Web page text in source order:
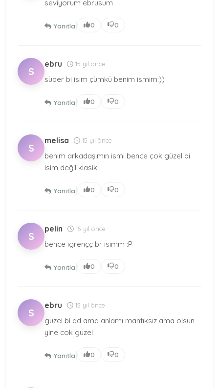
seviyorum ebrusum
Yanıtla 0 0
S
ebru 15 yıl önce
süper bi isim çümkü benim ismim:))
Yanıtla 0 0
S
melisa 15 yıl önce
benim arkadaşımın ismi bence çok güzel bi
isim değil klasik
Yanıtla 0 0
S
pelin 15 yıl önce
bence igrençç br isimm :P
Yanıtla 0 0
S
ebru 15 yıl önce
güzel bi ad ama anlamı mantıksız ama olsun
yine cok güzel
Yanıtla 0 0